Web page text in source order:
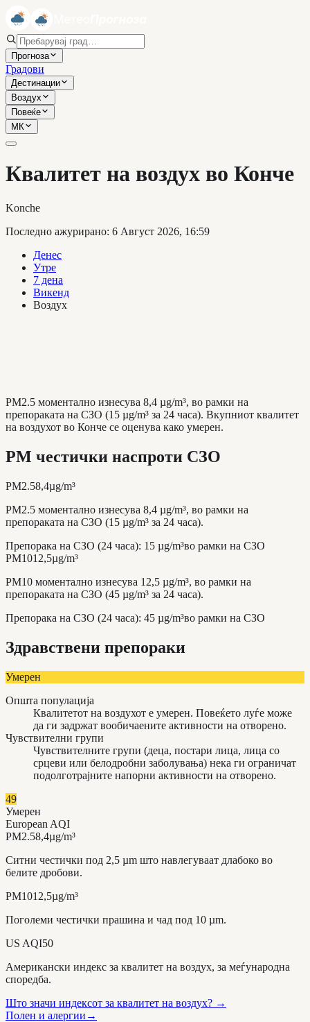
Прогноза
Градови
Дестинации
Воздух
Повеќе
МК
Квалитет на воздух во Конче
Konche
Последно ажурирано: 6 Август 2026, 16:59
Денес
Утре
7 дена
Викенд
Воздух
PM2.5 моментално изнесува 8,4 µg/m³, во рамки на
препораката на СЗО (15 µg/m³ за 24 часа). Вкупниот квалитет
на воздухот во Конче се оценува како умерен.
PM честички наспроти СЗО
PM2.58,4µg/m³
PM2.5 моментално изнесува 8,4 µg/m³, во рамки на
препораката на СЗО (15 µg/m³ за 24 часа).
Препорака на СЗО (24 часа): 15 µg/m³во рамки на СЗО
PM1012,5µg/m³
PM10 моментално изнесува 12,5 µg/m³, во рамки на
препораката на СЗО (45 µg/m³ за 24 часа).
Препорака на СЗО (24 часа): 45 µg/m³во рамки на СЗО
Здравствени препораки
Умерен
Општа популација
Квалитетот на воздухот е умерен. Повеќето луѓе може
да ги задржат вообичаените активности на отворено.
Чувствителни групи
Чувствителните групи (деца, постари лица, лица со
срцеви или белодробни заболувања) нека ги ограничат
подолготрајните напорни активности на отворено.
49
Умерен
European AQI
PM2.58,4µg/m³
Ситни честички под 2,5 µm што навлегуваат длабоко во
белите дробови.
PM1012,5µg/m³
Поголеми честички прашина и чад под 10 µm.
US AQI50
Американски индекс за квалитет на воздух, за меѓународна
споредба.
Што значи индексот за квалитет на воздух? →
Полен и алергии →